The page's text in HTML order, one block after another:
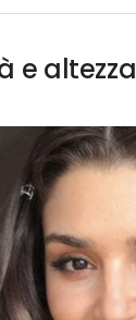
e altezza